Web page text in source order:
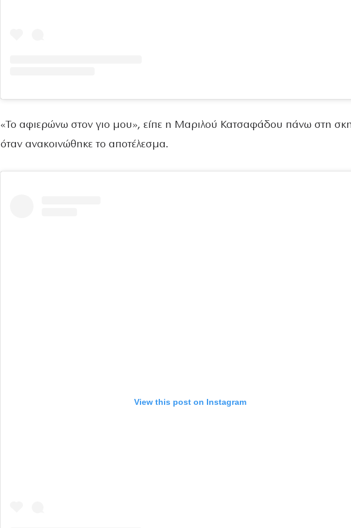
«Το αφιερώνω στον γιο μου», είπε η Μαριλού Κατσαφάδου πάνω στη
όταν ανακοινώθηκε το αποτέλεσμα.
View this post on Instagram